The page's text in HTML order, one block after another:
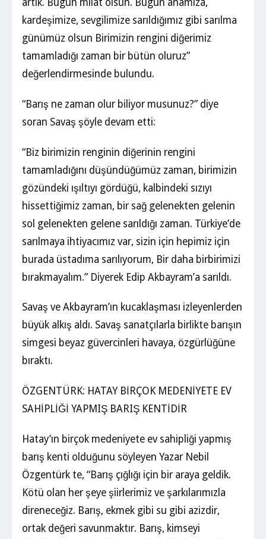
artık. Bugün milat olsun. Bugün anamıza,
kardeşimize, sevgilimize sarıldığımız gibi sarılma
günümüz olsun Birimizin rengini diğerimiz
tamamladığı zaman bir bütün oluruz”
değerlendirmesinde bulundu.
“Barış ne zaman olur biliyor musunuz?” diye
soran Savaş şöyle devam etti:
“Biz birimizin renginin diğerinin rengini
tamamladığını düşündüğümüz zaman, birimizin
gözündeki ışıltıyı gördüğü, kalbindeki sızıyı
hissettiğimiz zaman, bir sağ gelenekten gelenin
sol gelenekten gelene sarıldığı zaman. Türkiye’de
sarılmaya ihtiyacımız var, sizin için hepimiz için
burada üstadıma sarılıyorum, Bir daha birbirimizi
bırakmayalım.” Diyerek Edip Akbayram’a sarıldı.
Savaş ve Akbayram’ın kucaklaşması izleyenlerden
büyük alkış aldı. Savaş sanatçılarla birlikte barışın
simgesi beyaz güvercinleri havaya, özgürlüğüne
bıraktı.
ÖZGENTÜRK: HATAY BİRÇOK MEDENİYETE EV
SAHİPLİĞİ YAPMIŞ BARIŞ KENTİDİR
Hatay’ın birçok medeniyete ev sahipliği yapmış
barış kenti olduğunu söyleyen Yazar Nebil
Özgentürk te, “Barış çığlığı için bir araya geldik.
Kötü olan her şeye şiirlerimiz ve şarkılarımızla
direneceğiz. Barış, ekmek gibi su gibi azizdir,
ortak değeri savunmaktır. Barış, kimseyi